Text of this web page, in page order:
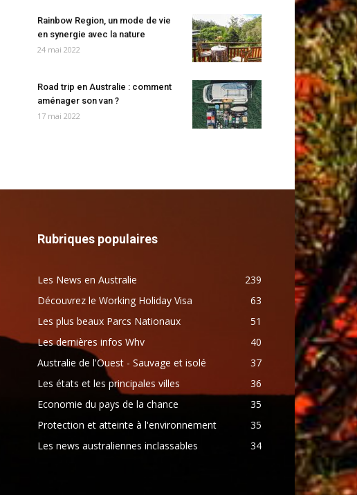
Rainbow Region, un mode de vie
en synergie avec la nature
24 mai 2022
Road trip en Australie : comment
aménager son van ?
17 mai 2022
Rubriques populaires
Les News en Australie
239
Découvrez le Working Holiday Visa
63
Les plus beaux Parcs Nationaux
51
Les dernières infos Whv
40
Australie de l'Ouest - Sauvage et isolé
37
Les états et les principales villes
36
Economie du pays de la chance
35
Protection et atteinte à l'environnement
35
Les news australiennes inclassables
34